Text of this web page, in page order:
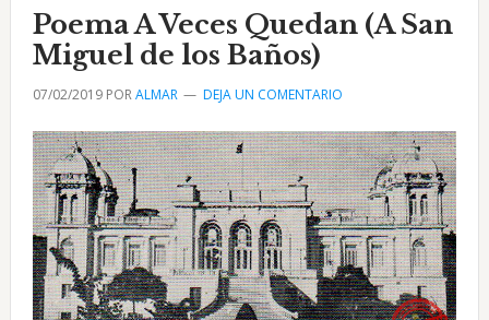
el
Quiosco
Shangai
en
San
Miguel
Poema A Veces Quedan (A San
Miguel de los Baños)
07/02/2019PORALMAR DEJA UN COMENTARIO